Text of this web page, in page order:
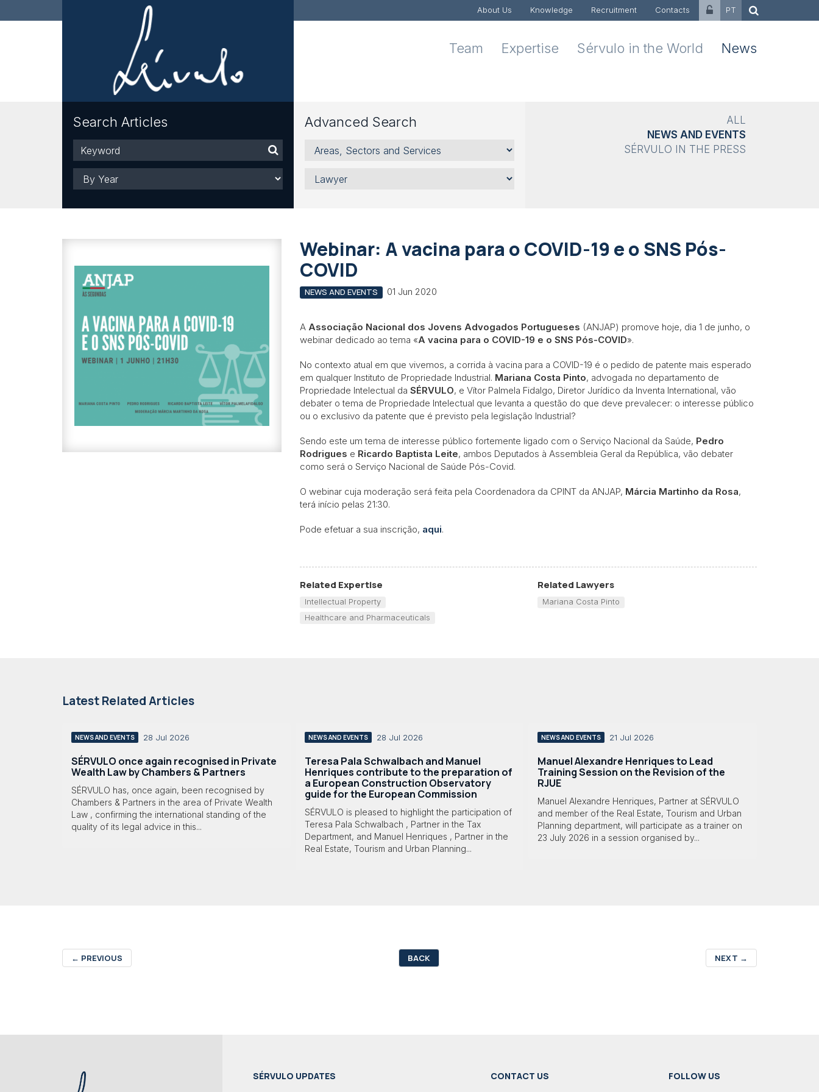
About Us Knowledge Recruitment Contacts PT
Team Expertise Sérvulo in the World News
Search Articles
Keyword
Year
Advanced Search
Areas,
Sectors
Services
Lawyer
ALL
NEWS AND EVENTS
SÉRVULO IN THE PRESS
Webinar: A vacina para o COVID-19 e o SNS Pós-
COVID
NEWS AND EVENTS 01 Jun 2020
A Associação Nacional dos Jovens Advogados Portugueses (ANJAP) promove hoje, dia 1 de junho, o
webinar dedicado ao tema «A vacina para o COVID-19 e o SNS Pós-COVID».
No contexto atual em que vivemos, a corrida à vacina para a COVID-19 é o pedido de patente mais esperado
em qualquer Instituto de Propriedade Industrial. Mariana Costa Pinto, advogada no departamento de
Propriedade Intelectual da SÉRVULO, e Vítor Palmela Fidalgo, Diretor Jurídico da Inventa International, vão
debater o tema de Propriedade Intelectual que levanta a questão do que deve prevalecer: o interesse público
ou o exclusivo da patente que é previsto pela legislação Industrial?
Sendo este um tema de interesse público fortemente ligado com o Serviço Nacional da Saúde, Pedro
Rodrigues e Ricardo Baptista Leite, ambos Deputados à Assembleia Geral da República, vão debater
como será o Serviço Nacional de Saúde Pós-Covid.
O webinar cuja moderação será feita pela Coordenadora da CPINT da ANJAP, Márcia Martinho da Rosa,
terá início pelas 21:30.
Pode efetuar a sua inscrição, aqui.
Related Expertise
Intellectual Property
Healthcare and Pharmaceuticals
Related Lawyers
Mariana Costa Pinto
Latest Related Articles
NEWS AND EVENTS 28 Jul 2026
SÉRVULO once again recognised in Private
Wealth Law by Chambers & Partners
SÉRVULO has, once again, been recognised by
Chambers & Partners in the area of Private Wealth
Law , confirming the international standing of the
quality of its legal advice in this...
NEWS AND EVENTS 28 Jul 2026
Teresa Pala Schwalbach and Manuel
Henriques contribute to the preparation of
a European Construction Observatory
guide for the European Commission
SÉRVULO is pleased to highlight the participation of
Teresa Pala Schwalbach , Partner in the Tax
Department, and Manuel Henriques , Partner in the
Real Estate, Tourism and Urban Planning...
NEWS AND EVENTS 21 Jul 2026
Manuel Alexandre Henriques to Lead
Training Session on the Revision of the
RJUE
Manuel Alexandre Henriques, Partner at SÉRVULO
and member of the Real Estate, Tourism and Urban
Planning department, will participate as a trainer on
23 July 2026 in a session organised by...
← PREVIOUS BACK NEXT →
SÉRVULO UPDATES CONTACT US FOLLOW US